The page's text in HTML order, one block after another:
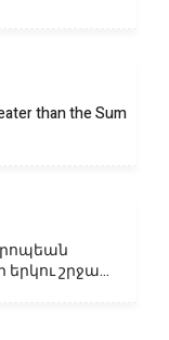
than the Sum
շրջա...